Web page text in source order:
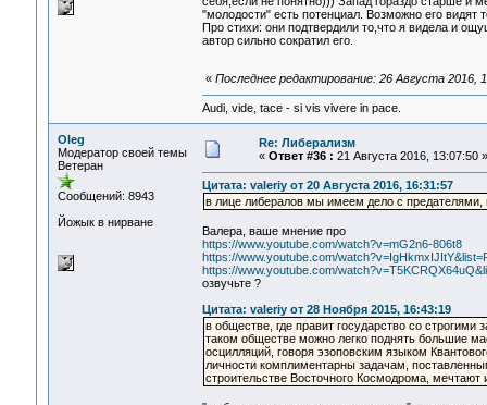
"молодости" есть потенциал. Возможно его видят
Про стихи: они подтвердили то,что я видела и
автор сильно сократил его.
« Последнее редактирование: 26 Августа 2016,
Audi, vide, tace - si vis vivere in pace.
Oleg
Модератор своей темы
Ветеран
Сообщений: 8943
Йожык в нирване
Re: Либерализм
« Ответ #36 : 21 Августа 2016, 13:07:50 »
Цитата: valeriy от 20 Августа 2016, 16:31:57
в лице либералов мы имеем дело с
Валера, ваше мнение про
https://www.youtube.com/watch?v=mG2n6-806t8
https://www.youtube.com/
https://www.youtube.com/
озвучьте ?
Цитата: valeriy от 28 Ноября 2015, 16:43:19
в обществе, где правит государство со
таком обществе можно легко поднять большие
осцилляций, говоря эзоповским языком
личности комплиментарны задачам,
строительстве Восточного Космодрома,